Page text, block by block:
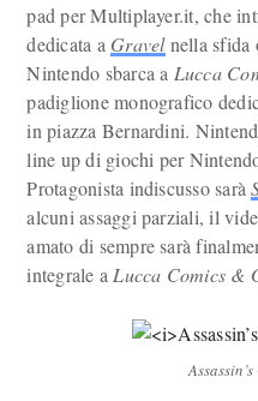
pad per Multiplayer.it, che
dedicata a Gravelnella sfida
Nintendo sbarca a Lucca
padiglione monografico
in piazza Bernardini.
line up di giochi per
Protagonista indiscusso sarà
alcuni assaggi parziali, il
amato di sempre sarà
integrale a Lucca Comics &